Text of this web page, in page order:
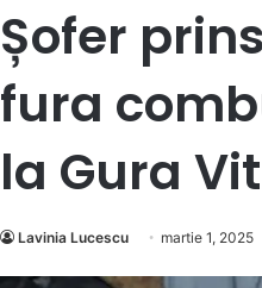
Șofer
fura
la Gura
Lavinia Lucescu martie 1, 2025